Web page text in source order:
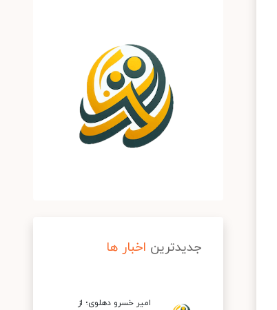
جدیدترین اخبار ها
امیر خسرو دهلوی؛ از